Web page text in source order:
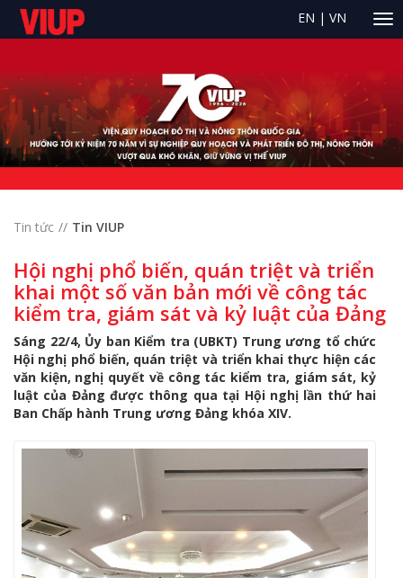
EN | VN
Tin tức Tin VIUP
Hội nghị phổ biến, quán triệt và triển
khai một số văn bản mới về công tác
kiểm tra, giám sát và kỷ luật của Đảng
Sáng 22/4, Ủy ban Kiểm tra (UBKT) Trung ương tổ chức
Hội nghị phổ biến, quán triệt và triển khai thực hiện các
văn kiện, nghị quyết về công tác kiểm tra, giám sát, kỷ
luật của Đảng được thông qua tại Hội nghị lần thứ hai
Ban Chấp hành Trung ương Đảng khóa XIV.